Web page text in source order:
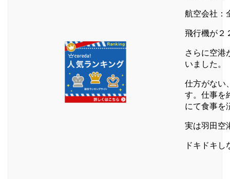
航空会社：
飛行機が２
さらに空港
いました。
仕方がない
す。仕事を
にて食事を
実は羽田空
ドキドキ